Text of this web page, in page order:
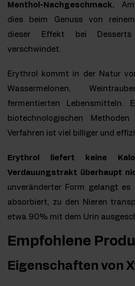
Menthol-Nachgeschmack. Am
dies beim Genuss von
dieser Effekt bei Desserts
verschwindet.
Erythrol kommt in der Natur
Wassermelonen,
fermentierten Lebensmitteln.
biotechnologischen
Verfahren ist viel billiger und
Erythrol liefert keine
Verdauungstrakt überhaupt
unveränderter Form gelangt
absorbiert, zu den Nieren
etwa 90% mit dem Urin
Empfohlene
Eigenschaften von